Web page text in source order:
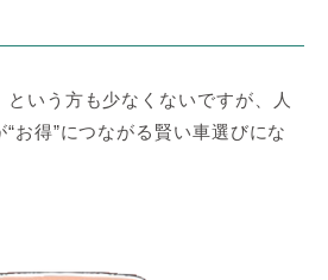
という方も少なくないですが、人
お得”につながる賢い車選びにな